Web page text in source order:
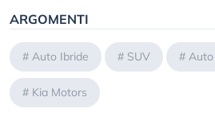
ARGOMENTI
# Auto Ibride # SUV # Auto
# Kia Motors